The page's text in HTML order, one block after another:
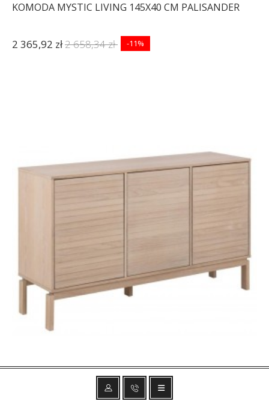
KOMODA MYSTIC LIVING 145X40 CM PALISANDER
2 365,92 zł2 658,34 zł -11%